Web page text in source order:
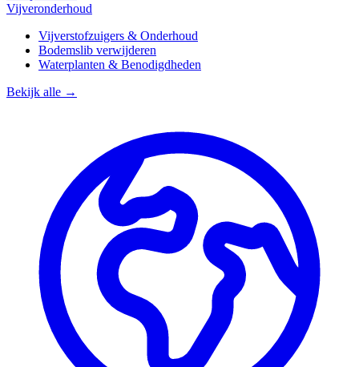
Vijveronderhoud
Vijverstofzuigers & Onderhoud
Bodemslib verwijderen
Waterplanten & Benodigdheden
Bekijk alle →